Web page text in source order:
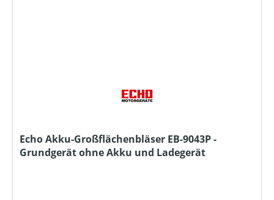
Echo Akku-Großflächenbläser EB-9043P -
Grundgerät ohne Akku und Ladegerät